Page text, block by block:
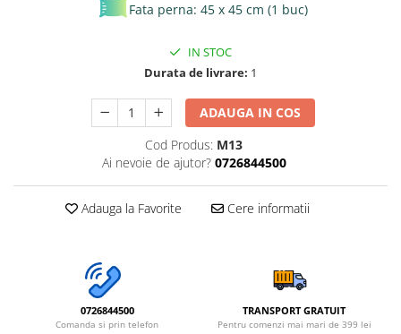
Fata perna: 45 x 45 cm (1 buc)
IN STOC
Durata de livrare: 1
ADAUGA IN COS
Cod Produs: M13
Ai nevoie de ajutor? 0726844500
Adauga la Favorite Cere informatii
0726844500
Comanda si prin telefon
TRANSPORT GRATUIT
Pentru comenzi mai mari de 399 lei